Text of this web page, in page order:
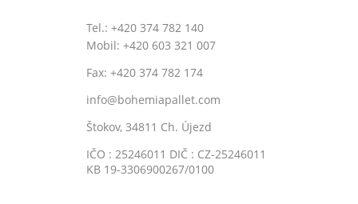
Tel.: +420 374 782 140
Mobil: +420 603 321 007
Fax: +420 374 782 174
info@bohemiapallet.com
Štokov, 34811 Ch. Újezd
IČO : 25246011 DIČ : CZ-25246011
KB 19-3306900267/0100